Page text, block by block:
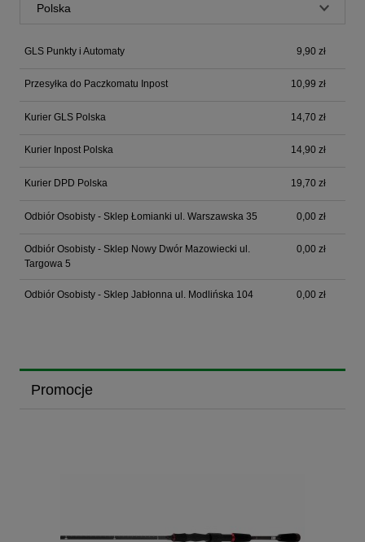
GLS Punkty i Automaty 9,90 zł
Przesyłka do Paczkomatu Inpost 10,99 zł
Kurier GLS Polska 14,70 zł
Kurier Inpost Polska 14,90 zł
Kurier DPD Polska 19,70 zł
Odbiór Osobisty - Sklep Łomianki ul. Warszawska 35 0,00 zł
Odbiór Osobisty - Sklep Nowy Dwór Mazowiecki ul.
Targowa 5
0,00 zł
Odbiór Osobisty - Sklep Jabłonna ul. Modlińska 104 0,00 zł
Promocje